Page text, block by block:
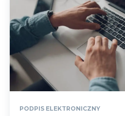
PODPIS ELEKTRONICZNY